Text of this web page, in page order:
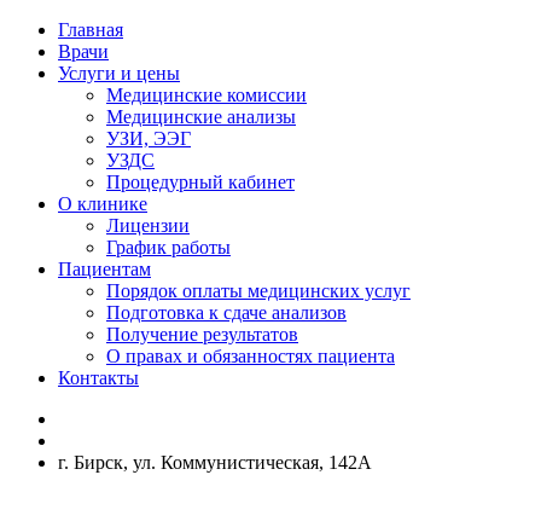
Главная
Врачи
Услуги и цены
Медицинские комиссии
Медицинские анализы
УЗИ, ЭЭГ
УЗДС
Процедурный кабинет
О клинике
Лицензии
График работы
Пациентам
Порядок оплаты медицинских услуг
Подготовка к сдаче анализов
Получение результатов
О правах и обязанностях пациента
Контакты
г. Бирск, ул. Коммунистическая, 142А